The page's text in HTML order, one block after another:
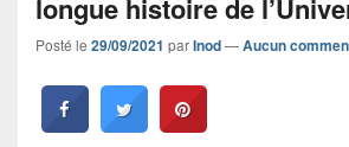
longue histoire de
Posté le 29/09/2021 parInod—Aucun